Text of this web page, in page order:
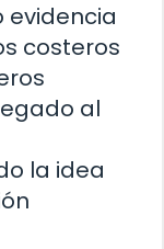
evidencia
costeros
al
la idea